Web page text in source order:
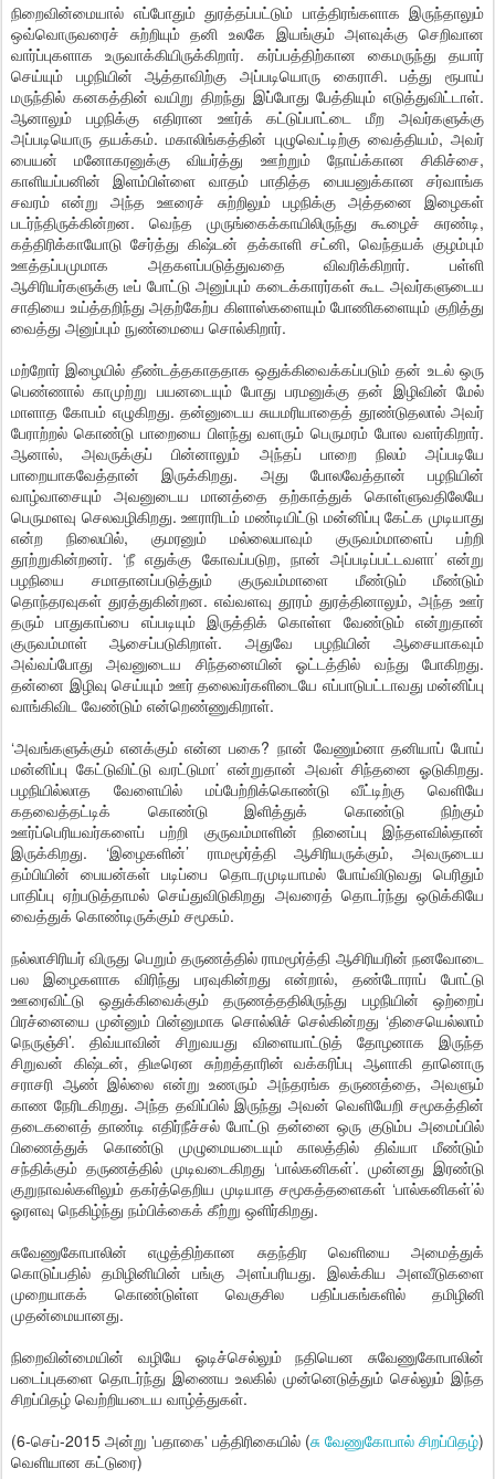
நிறைவின்மையால் எப்போதும் துரத்தப்பட்டும் பாத்திரங்களாக இருந்தாலும்
ஒவ்வொருவரைச் சுற்றியும் தனி உலகே இயங்கும் அளவுக்கு செறிவான
வார்ப்புகளாக உருவாக்கியிருக்கிறார். கர்ப்பத்திற்கான கைமருந்து தயார்
செய்யும் பழநியின் ஆத்தாவிற்கு அப்படியொரு கைராசி. பத்து ரூபாய்
மருந்தில் கனகத்தின் வயிறு திறந்து இப்போது பேத்தியும் எடுத்துவிட்டாள்.
ஆனாலும் பழநிக்கு எதிரான ஊர்க் கட்டுப்பாட்டை மீற அவர்களுக்கு
அப்படியொரு தயக்கம். மகாலிங்கத்தின் புழுவெட்டிற்கு வைத்தியம், அவர்
பையன் மனோகரனுக்கு வியர்த்து ஊற்றும் நோய்க்கான சிகிச்சை,
காளியப்பனின் இளம்பிள்ளை வாதம் பாதித்த பையனுக்கான சர்வாங்க
சவரம் என்று அந்த ஊரைச் சுற்றிலும் பழநிக்கு அத்தனை இழைகள்
படர்ந்திருக்கின்றன. வெந்த முருங்கைக்காயிலிருந்து கூழைச் சுரண்டி,
கத்திரிக்காயோடு சேர்த்து கிஷ்டன் தக்காளி சட்னி, வெந்தயக் குழம்பும்
ஊத்தப்பமுமாக அதகளப்படுத்துவதை விவரிக்கிறார். பள்ளி
ஆசிரியர்களுக்கு டீப் போட்டு அனுப்பும் கடைக்காரர்கள் கூட அவர்களுடைய
சாதியை உய்த்தறிந்து அதற்கேற்ப கிளாஸ்களையும் போணிகளையும் குறித்து
வைத்து அனுப்பும் நுண்மையை சொல்கிறார்.
மற்றோர் இழையில் தீண்டத்தகாததாக ஒதுக்கிவைக்கப்படும் தன் உடல் ஒரு
பெண்ணால் காமுற்று பயனடையும் போது பரமனுக்கு தன் இழிவின் மேல்
மாளாத கோபம் எழுகிறது. தன்னுடைய சுயமரியாதைத் தூண்டுதலால் அவர்
பேராற்றல் கொண்டு பாறையை பிளந்து வளரும் பெருமரம் போல வளர்கிறார்.
ஆனால், அவருக்குப் பின்னாலும் அந்தப் பாறை நிலம் அப்படியே
பாறையாகவேத்தான் இருக்கிறது. அது போலவேத்தான் பழநியின்
வாழ்வாசையும் அவனுடைய மானத்தை தற்காத்துக் கொள்ளுவதிலேயே
பெருமளவு செலவழிகிறது. ஊராரிடம் மண்டியிட்டு மன்னிப்பு கேட்க முடியாது
என்ற நிலையில், குமரனும் மல்லையாவும் குருவம்மாளைப் பற்றி
தூற்றுகின்றனர். ‘நீ எதுக்கு கோவப்படுற, நான் அப்படிப்பட்டவளா’ என்று
பழநியை சமாதானப்படுத்தும் குருவம்மாளை மீண்டும் மீண்டும்
தொந்தரவுகள் துரத்துகின்றன. எவ்வளவு தூரம் துரத்தினாலும், அந்த ஊர்
தரும் பாதுகாப்பை எப்படியும் இருத்திக் கொள்ள வேண்டும் என்றுதான்
குருவம்மாள் ஆசைப்படுகிறாள். அதுவே பழநியின் ஆசையாகவும்
அவ்வப்போது அவனுடைய சிந்தனையின் ஓட்டத்தில் வந்து போகிறது.
தன்னை இழிவு செய்யும் ஊர் தலைவர்களிடையே எப்பாடுபட்டாவது மன்னிப்பு
வாங்கிவிட வேண்டும் என்றெண்ணுகிறாள்.
‘அவங்களுக்கும் எனக்கும் என்ன பகை? நான் வேணும்னா தனியாப் போய்
மன்னிப்பு கேட்டுவிட்டு வரட்டுமா’ என்றுதான் அவள் சிந்தனை ஓடுகிறது.
பழநியில்லாத வேளையில் மப்பேற்றிக்கொண்டு வீட்டிற்கு வெளியே
கதவைத்தட்டிக் கொண்டு இளித்துக் கொண்டு நிற்கும்
ஊர்ப்பெரியவர்களைப் பற்றி குருவம்மாளின் நினைப்பு இந்தளவில்தான்
இருக்கிறது. ‘இழைகளின்’ ராமமூர்த்தி ஆசிரியருக்கும், அவருடைய
தம்பியின் பையன்கள் படிப்பை தொடரமுடியாமல் போய்விடுவது பெரிதும்
பாதிப்பு ஏற்படுத்தாமல் செய்துவிடுகிறது அவரைத் தொடர்ந்து ஒடுக்கியே
வைத்துக் கொண்டிருக்கும் சமூகம்.
நல்லாசிரியர் விருது பெறும் தருணத்தில் ராமமூர்த்தி ஆசிரியரின் நனவோடை
பல இழைகளாக விரிந்து பரவுகின்றது என்றால், தண்டோராப் போட்டு
ஊரைவிட்டு ஒதுக்கிவைக்கும் தருணத்ததிலிருந்து பழநியின் ஒற்றைப்
பிரச்னையை முன்னும் பின்னுமாக சொல்லிச் செல்கின்றது ‘திசையெல்லாம்
நெருஞ்சி’. திவ்யாவின் சிறுவயது விளையாட்டுத் தோழனாக இருந்த
சிறுவன் கிஷ்டன், திடீரென சுற்றத்தாரின் வக்கரிப்பு ஆளாகி தானொரு
சராசரி ஆண் இல்லை என்று உணரும் அந்தரங்க தருணத்தை, அவளும்
காண நேரிடகிறது. அந்த தவிப்பில் இருந்து அவன் வெளியேறி சமூகத்தின்
தடைகளைத் தாண்டி எதிர்நீச்சல் போட்டு தன்னை ஒரு குடும்ப அமைப்பில்
பிணைத்துக் கொண்டு முழுமையடையும் காலத்தில் திவ்யா மீண்டும்
சந்திக்கும் தருணத்தில் முடிவடைகிறது ‘பால்கனிகள்’. முன்னது இரண்டு
குறுநாவல்களிலும் தகர்த்தெறிய முடியாத சமூகத்தளைகள் ‘பால்கனிகள்’ல்
ஓரளவு நெகிழ்ந்து நம்பிக்கைக் கீற்று ஒளிர்கிறது.
சுவேணுகோபாலின் எழுத்திற்கான சுதந்திர வெளியை அமைத்துக்
கொடுப்பதில் தமிழினியின் பங்கு அளப்பரியது. இலக்கிய அளவீடுகளை
முறையாகக் கொண்டுள்ள வெகுசில பதிப்பகங்களில் தமிழினி
முதன்மையானது.
நிறைவின்மையின் வழியே ஓடிச்செல்லும் நதியென சுவேணுகோபாலின்
படைப்புகளை தொடர்ந்து இணைய உலகில் முன்னெடுத்தும் செல்லும் இந்த
சிறப்பிதழ் வெற்றியடைய வாழ்த்துகள்.
(6-செப்-2015 அன்று 'பதாகை' பத்திரிகையில் (சு வேணுகோபால் சிறப்பிதழ்)
வெளியான கட்டுரை)